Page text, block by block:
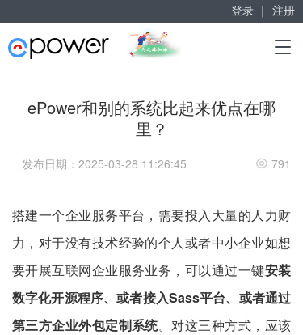
T
a
g
a
t
o
n
赋能“大众创业”
掘金万亿企业服务市场！
登录 ｜ 注册
ePower和别的系统比起来优点在哪
里？
发布日期：2025-03-28 11:26:45 791
搭建一个企业服务平台，需要投入大量的人力财
力，对于没有技术经验的个人或者中小企业如想
要开展互联网企业服务业务，可以通过一键安装
数字化开源程序、或者接入Sass平台、或者通过
第三方企业外包定制系统。对这三种方式，应该